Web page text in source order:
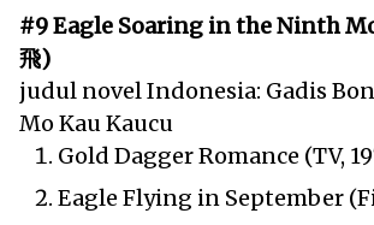
#9 Eagle Soaring in the Ninth
飛)
judul novel Indonesia: Gadis
Mo Kau Kaucu
Gold Dagger Romance (TV,
Eagle Flying in September